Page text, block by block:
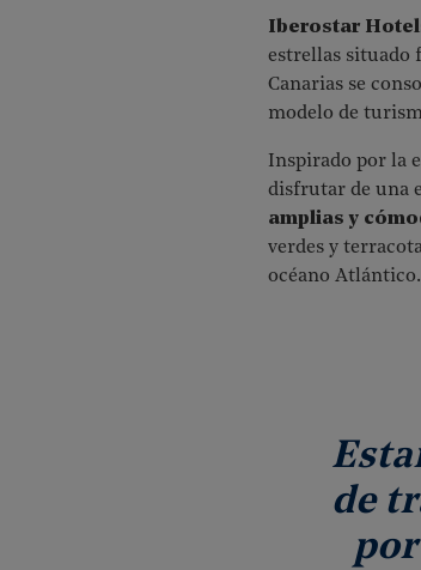
Iberostar
estrellas situado
Canarias se
modelo de
Inspirado por la
disfrutar de una
amplias y
verdes y
océano Atlántico.
de